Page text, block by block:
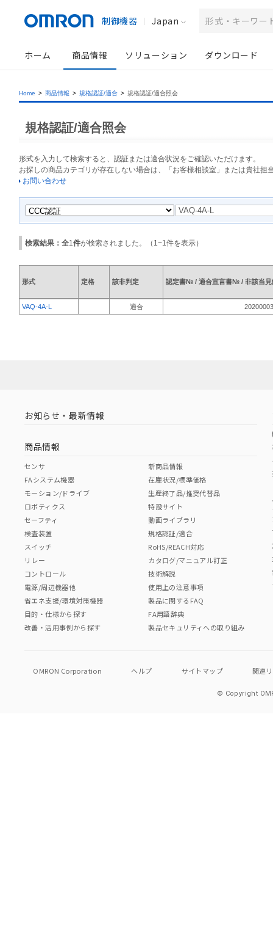
制御機器 Japan
ホーム 商品情報 ソリューション ダウンロード
Home > 商品情報 > 規格認証/適合 > 規格認証/適合照会
規格認証/適合照会
形式を入力して検索すると、認証または適合状況をご確認いただけます。
お探しの商品カテゴリが存在しない場合は、「お客様相談室」または貴社担
お問い合わせ
検索結果：全1 件が検索されました。（ 1 −1 件を表示）
形式 定格 該非判定 認定書№ / 適合宣言書№ / 非該当
VAQ-4A-L 適合
お知らせ・最新情報
商品情報
センサ
FAシステム機器
モーション/ドライブ
ロボティクス
セーフティ
検査装置
スイッチ
リレー
コントロール
電源/周辺機器他
省エネ支援/環境対策機器
目的・仕様から探す
改善・活用事例から探す
新商品情報
在庫状況/標準価格
生産終了品/推奨代替品
特設サイト
動画ライブラリ
規格認証/適合
RoHS/REACH対応
カタログ/マニュアル訂正
技術解説
使用上の注意事項
製品に関するFAQ
FA用語辞典
製品セキュリティへの取り組み
OMRON Corporation ヘルプ サイトマップ 関連
© Copyright